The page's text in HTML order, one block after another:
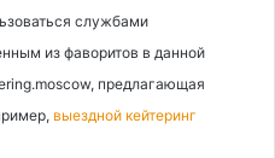
службами
из фаворитов в данной
предлагающая
выездной кейтеринг